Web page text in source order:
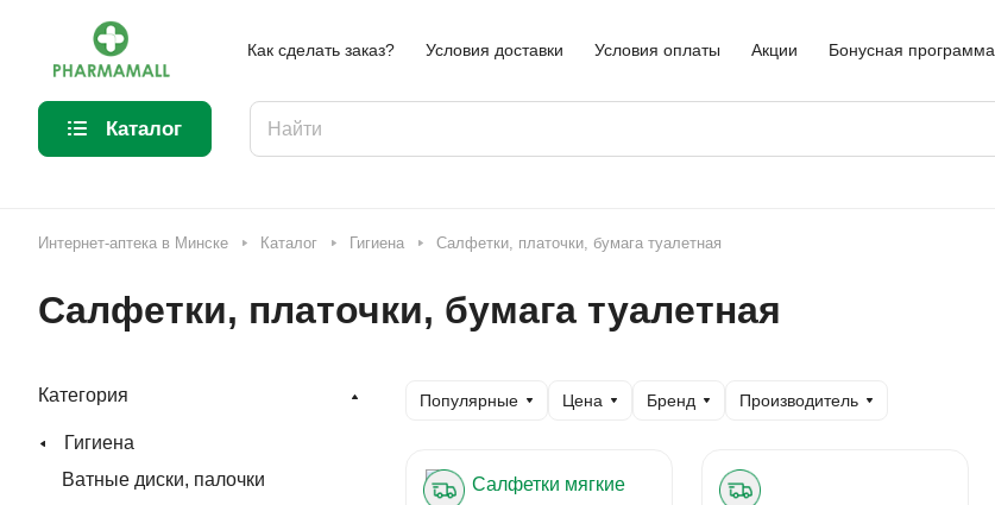
Как сделать заказ? Условия доставки Условия оплаты Акции Бонусная программа
Каталог
Интернет-аптека в Минске Каталог Гигиена Салфетки, платочки, бумага туалетная
Салфетки, платочки, бумага туалетная
Популярные Цена Бренд Производитель
Категория
Гигиена
Ватные диски, палочки